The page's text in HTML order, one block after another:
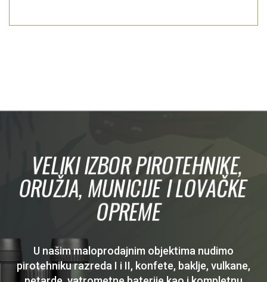
VELIKI IZBOR PIROTEHNIKE,
ORUŽJA, MUNICIJE I LOVAČKE
OPREME
U našim maloprodajnim objektima nudimo
pirotehniku razreda I i II, konfete, baklje, vulkane,